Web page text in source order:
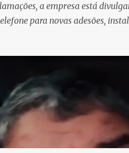
a empresa está
para novas adesões,